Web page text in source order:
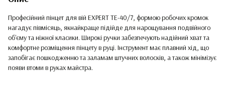
Професійний пінцет для вій EXPERT TE-40/7, формою робочих кромок
нагадує півмісяць, якнайкраще підійде для нарощування подвійного
об'єму та ніжної класики. Широкі ручки забезпечують надійний хват та
комфортне розміщення пінцету в руці. Інструмент має плавний хід, що
запобігає пошкодженню та заламам штучних волосків, а також мінімізує
появи втоми в руках майстра.